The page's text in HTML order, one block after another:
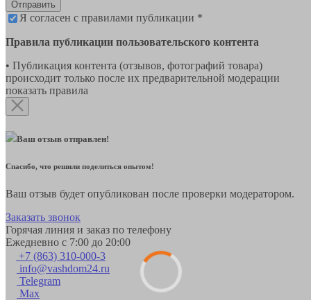
Отправить
Я согласен с правилами публикации *
Правила публикации пользовательского контента
• Публикация контента (отзывов, фотографий товара)
происходит только после их предварительной модерации
показать правила
Ваш отзыв отправлен!
Спасибо, что решили поделиться опытом!
Ваш отзыв будет опубликован после проверки модератором.
Заказать звонок
Горячая линия и заказ по телефону
Ежедневно с 7:00 до 20:00
+7 (863) 310-000-3
info@vashdom24.ru
Telegram
Max